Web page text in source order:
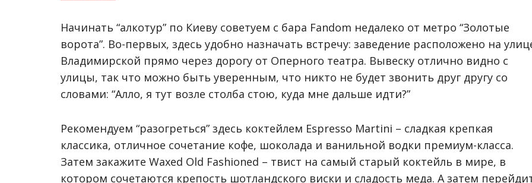
Начинать “алкотур” по Киеву советуем с бара Fandom недалеко от метро “Золотые
ворота”. Во-первых, здесь удобно назначать встречу: заведение расположено на
Владимирской прямо через дорогу от Оперного театра. Вывеску отлично видно с
улицы, так что можно быть уверенным, что никто не будет звонить друг другу со
словами: “Алло, я тут возле столба стою, куда мне дальше идти?”
Рекомендуем “разогреться” здесь коктейлем Espresso Мartini – сладкая крепкая
классика, отличное сочетание кофе, шоколада и ванильной водки премиум-класса.
Затем закажите Waxed Old Fashioned – твист на самый старый коктейль в мире, в
котором сочетаются крепость шотландского виски и сладость меда. А затем